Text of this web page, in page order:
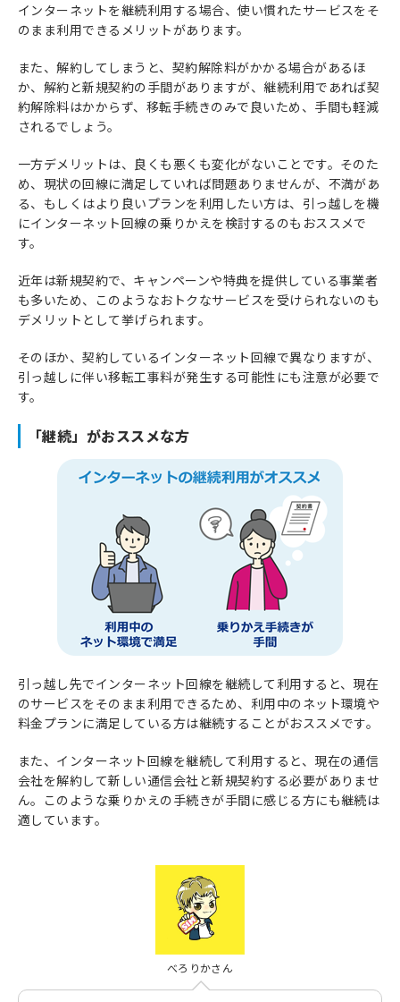
インターネットを継続利用する場合、使い慣れたサービスをそ
のまま利用できるメリットがあります。
また、解約してしまうと、契約解除料がかかる場合があるほ
か、解約と新規契約の手間がありますが、継続利用であれば契
約解除料はかからず、移転手続きのみで良いため、手間も軽減
されるでしょう。
一方デメリットは、良くも悪くも変化がないことです。そのた
め、現状の回線に満足していれば問題ありませんが、不満があ
る、もしくはより良いプランを利用したい方は、引っ越しを機
にインターネット回線の乗りかえを検討するのもおススメで
す。
近年は新規契約で、キャンペーンや特典を提供している事業者
も多いため、このようなおトクなサービスを受けられないのも
デメリットとして挙げられます。
そのほか、契約しているインターネット回線で異なりますが、
引っ越しに伴い移転工事料が発生する可能性にも注意が必要で
す。
「継続」がおススメな方
引っ越し先でインターネット回線を継続して利用すると、現在
のサービスをそのまま利用できるため、利用中のネット環境や
料金プランに満足している方は継続することがおススメです。
また、インターネット回線を継続して利用すると、現在の通信
会社を解約して新しい通信会社と新規契約する必要がありませ
ん。このような乗りかえの手続きが手間に感じる方にも継続は
適しています。
べろりかさん